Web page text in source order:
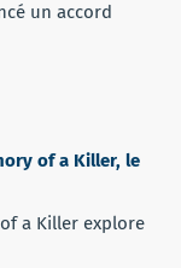
un accord
of a Killer, le
a Killer explore